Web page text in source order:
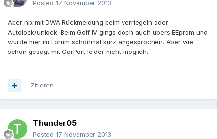
Posted 17. November 2013
Aber nix mit DWA Rückmeldung beim verriegeln oder
Autolock/unlock. Beim Golf IV gings doch auch übers EEprom und
wurde hier im Forum schonmal kurz angesprochen. Aber wie
schon gesagt mit CarPort leider nicht möglich.
Zitieren
Thunder05
Posted 17. November 2013